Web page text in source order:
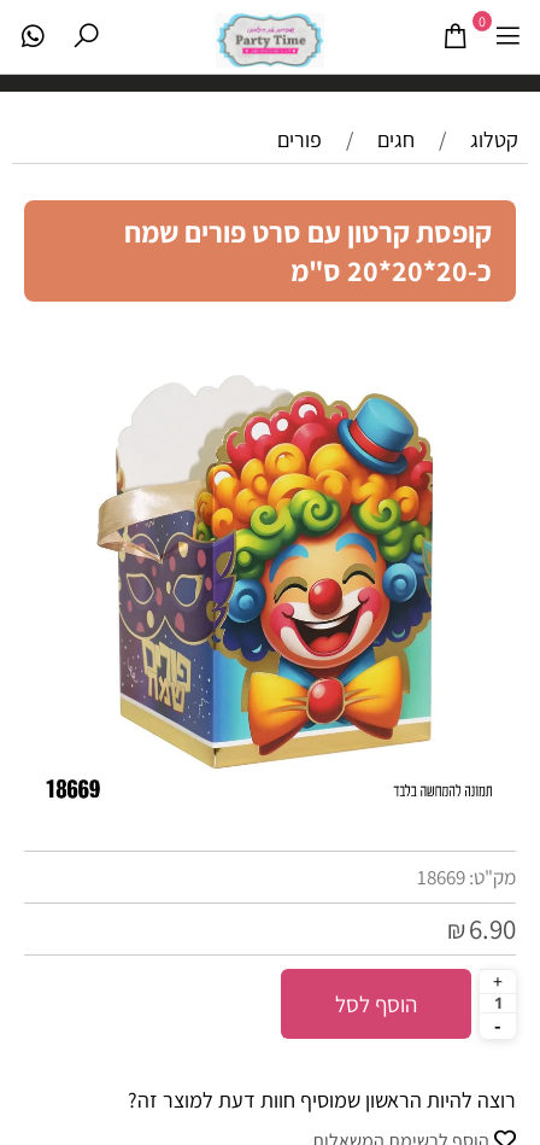
0
קטלוג / חגים / פורים
קופסת קרטון עם סרט פורים שמח
כ-20*20*20 ס"מ
מק"ט:18669
₪6.90
הוסף לסל
רוצה להיות הראשון שמוסיף חוות דעת למוצר זה?